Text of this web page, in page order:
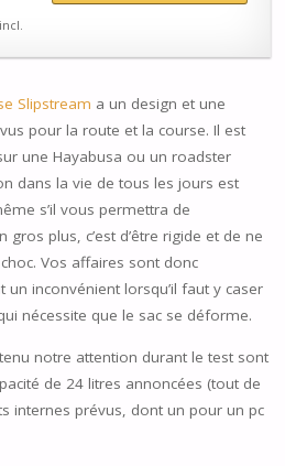
Slipstream a un design et une
pour la route et la course. Il est
une Hayabusa ou un roadster
dans la vie de tous les jours est
s’il vous permettra de
plus, c’est d’être rigide et de ne
Vos affaires sont donc
un inconvénient lorsqu’il faut y caser
nécessite que le sac se déforme.
notre attention durant le test sont
de 24 litres annoncées (tout de
internes prévus, dont un pour un pc